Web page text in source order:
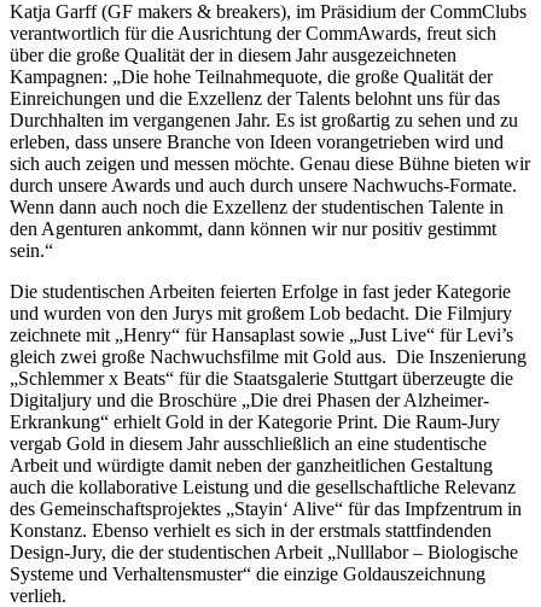
Katja Garff (GF makers & breakers), im Präsidium der CommClubs
verantwortlich für die Ausrichtung der CommAwards, freut sich
über die große Qualität der in diesem Jahr ausgezeichneten
Kampagnen: „Die hohe Teilnahmequote, die große Qualität der
Einreichungen und die Exzellenz der Talents belohnt uns für das
Durchhalten im vergangenen Jahr. Es ist großartig zu sehen und zu
erleben, dass unsere Branche von Ideen vorangetrieben wird und
sich auch zeigen und messen möchte. Genau diese Bühne bieten wir
durch unsere Awards und auch durch unsere Nachwuchs-Formate.
Wenn dann auch noch die Exzellenz der studentischen Talente in
den Agenturen ankommt, dann können wir nur positiv gestimmt
sein.“
Die studentischen Arbeiten feierten Erfolge in fast jeder Kategorie
und wurden von den Jurys mit großem Lob bedacht. Die Filmjury
zeichnete mit „Henry“ für Hansaplast sowie „Just Live“ für Levi’s
gleich zwei große Nachwuchsfilme mit Gold aus. Die Inszenierung
„Schlemmer x Beats“ für die Staatsgalerie Stuttgart überzeugte die
Digitaljury und die Broschüre „Die drei Phasen der Alzheimer-
Erkrankung“ erhielt Gold in der Kategorie Print. Die Raum-Jury
vergab Gold in diesem Jahr ausschließlich an eine studentische
Arbeit und würdigte damit neben der ganzheitlichen Gestaltung
auch die kollaborative Leistung und die gesellschaftliche Relevanz
des Gemeinschaftsprojektes „Stayin‘ Alive“ für das Impfzentrum in
Konstanz. Ebenso verhielt es sich in der erstmals stattfindenden
Design-Jury, die der studentischen Arbeit „Nulllabor – Biologische
Systeme und Verhaltensmuster“ die einzige Goldauszeichnung
verlieh.